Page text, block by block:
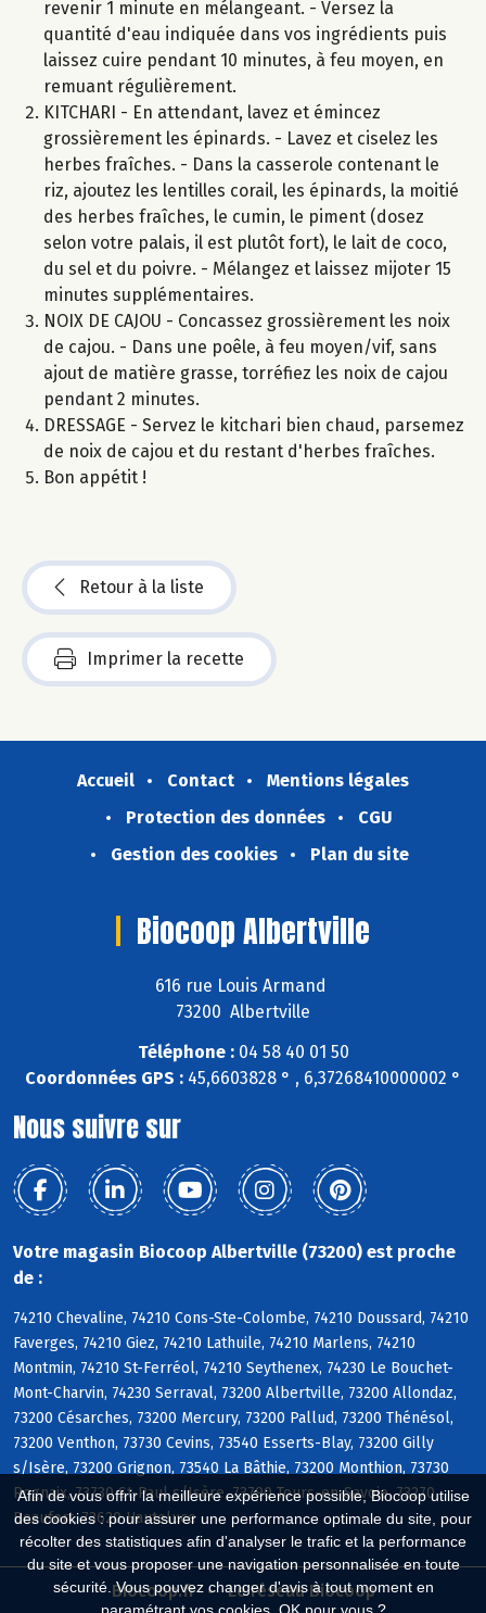
Afin de vous offrir la meilleure expérience possible, Biocoop utilise
des cookies : pour assurer une performance optimale du site, pour
récolter des statistiques afin d'analyser le trafic et la performance
du site et vous proposer une navigation personnalisée en toute
sécurité. Vous pouvez changer d'avis à tout moment en
revenir 1 minute en mélangeant. - Versez la
quantité d'eau indiquée dans vos ingrédients puis
laissez cuire pendant 10 minutes, à feu moyen, en
remuant régulièrement.
KITCHARI - En attendant, lavez et émincez
grossièrement les épinards. - Lavez et ciselez les
herbes fraîches. - Dans la casserole contenant le
riz, ajoutez les lentilles corail, les épinards, la moitié
des herbes fraîches, le cumin, le piment (dosez
selon votre palais, il est plutôt fort), le lait de coco,
du sel et du poivre. - Mélangez et laissez mijoter 15
minutes supplémentaires.
NOIX DE CAJOU - Concassez grossièrement les noix
de cajou. - Dans une poêle, à feu moyen/vif, sans
ajout de matière grasse, torréfiez les noix de cajou
pendant 2 minutes.
DRESSAGE - Servez le kitchari bien chaud, parsemez
de noix de cajou et du restant d'herbes fraîches.
Bon appétit !
Retour à la liste
Imprimer la recette
Accueil Contact
Mentions légales
Protection des données
CGU
Gestion des cookies
Plan du site
Biocoop Albertville
616 rue Louis Armand
73200 Albertville
Téléphone :04 58 40 01 50
Coordonnées GPS : 45,6603828 ° , 6,37268410000002 °
Nous suivre sur
Votre magasin Biocoop Albertville (73200) est proche
de :
74210 Chevaline, 74210 Cons-Ste-Colombe, 74210 Doussard, 74210
Faverges, 74210 Giez, 74210 Lathuile, 74210 Marlens, 74210
Montmin, 74210 St-Ferréol, 74210 Seythenex, 74230 Le Bouchet-
Mont-Charvin, 74230 Serraval, 73200 Albertville, 73200 Allondaz,
73200 Césarches, 73200 Mercury, 73200 Pallud, 73200 Thénésol,
73200 Venthon, 73730 Cevins, 73540 Esserts-Blay, 73200 Gilly
s/Isère, 73200 Grignon, 73540 La Bâthie, 73200 Monthion, 73730
Rognaix, 73730 St-Paul s/Isère, 73790 Tours-en-Savoie, 73270
Beaufort, 73620 Hauteluce
Biocoop.fr
Le réseau Biocoop